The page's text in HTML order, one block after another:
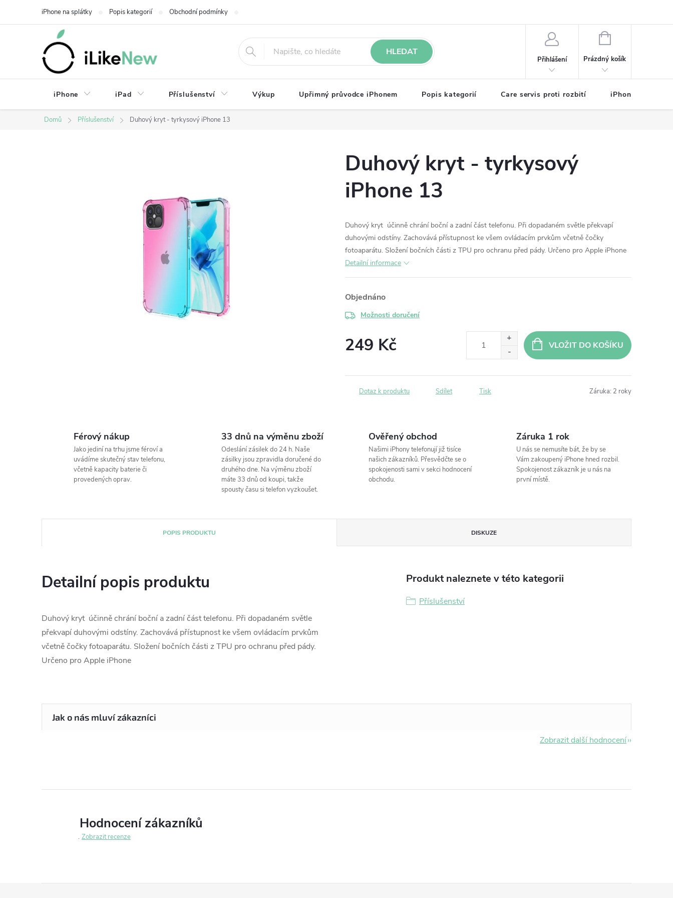
iPhone na splátky Popis kategorií Obchodní podmínky
HLEDAT
Přihlášení
NÁKUPNÍ
Prázdný košík
iPhone iPad Příslušenství Výkup Upřimný průvodce iPhonem Popis kategorií Care servis proti rozbití iPhone na
Domů Příslušenství Duhový kryt - tyrkysový iPhone 13
Duhový kryt - tyrkysový
iPhone 13
Duhový kryt účinně chrání boční a zadní část telefonu. Při dopadaném světle překvapí
duhovými odstíny. Zachovává přístupnost ke všem ovládacím prvkům včetně čočky
fotoaparátu. Složení bočních části z TPU pro ochranu před pády. Určeno pro Apple iPhone
Detailní informace
Objednáno
Možnosti doručení
249 Kč VLOŽIT DO KOŠÍKU
Tisk
Dotaz k produktu Sdílet Záruka: 2 roky
Férový nákup
Jako jediní na trhu jsme féroví a
uvádíme skutečný stav telefonu,
včetně kapacity baterie či
provedených oprav.
33 dnů na výměnu zboží
Odeslání zásilek do 24 h. Naše
zásilky jsou zpravidla doručené do
druhého dne. Na výměnu zboží
máte 33 dnů od koupi, takže
spousty času si telefon vyzkoušet.
Ověřený obchod
Našimi iPhony telefonují již tisíce
našich zákazníků. Přesvědčte se o
spokojenosti sami v sekci hodnocení
obchodu.
Záruka 1 rok
U nás se nemusíte bát, že by se
Vám zakoupený iPhone hned rozbil.
Spokojenost zákazník je u nás na
první místě.
POPIS PRODUKTU DISKUZE
Detailní popis produktu
Duhový kryt účinně chrání boční a zadní část telefonu. Při dopadaném světle
překvapí duhovými odstíny. Zachovává přístupnost ke všem ovládacím prvkům
včetně čočky fotoaparátu. Složení bočních části z TPU pro ochranu před pády.
Určeno pro Apple iPhone
Produkt naleznete v této kategorii
Příslušenství
Zobrazit další hodnocení
Hodnocení zákazníků
Zobrazit recenze